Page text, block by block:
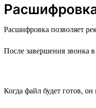
Расшифровка позволяет
После завершения звонка
Когда файл будет готов,